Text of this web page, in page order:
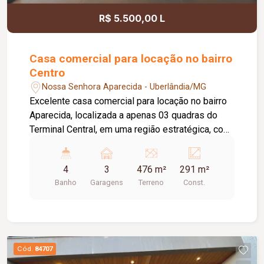
Informações complementares: Previsão de
conclusão da obra: outubro de 2026.
R$ 5.500,00 L
Casa comercial para locação no bairro
Centro
Nossa Senhora Aparecida - Uberlândia/MG
Excelente casa comercial para locação no bairro
Aparecida, localizada a apenas 03 quadras do
Terminal Central, em uma região estratégica, com
conta com 03 vagas de estacionamento recuado,
energia bifásica, ampla recepção climatizada
com ar-condicionado e possibilidade de
e empresas. Dispõe ainda de 04 banheiros,
ampla cozinha, depósito, despensa, área de
4
Banho
3
Garagens
476 m²
Terreno
291 m²
Const.
Cód. 84707